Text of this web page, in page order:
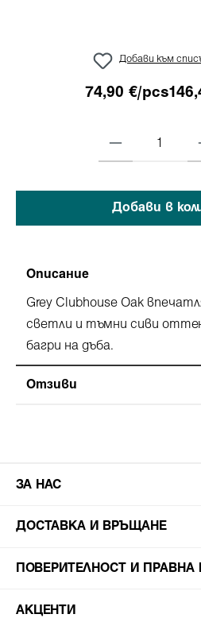
Добави към
74,90 €/pcs
Добави в
Описание
Grey Clubhouse Oak
светли и тъмни сиви
багри на дъба.
Отзиви
ЗА НАС
ДОСТАВКА И ВРЪЩАНЕ
ПОВЕРИТЕЛНОСТ И
АКЦЕНТИ